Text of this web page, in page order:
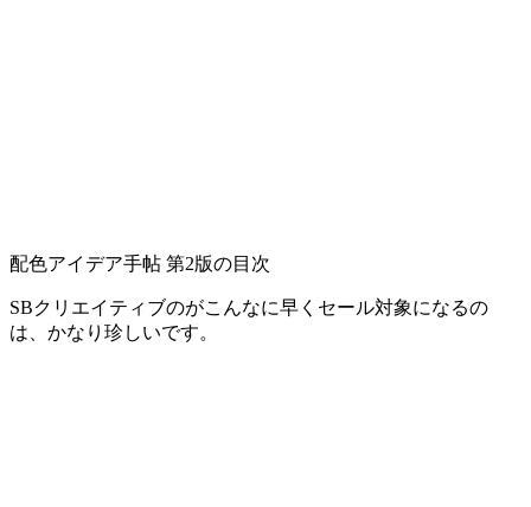
配色アイデア手帖 第2版の目次
SBクリエイティブのがこんなに早くセール対象になるの
は、かなり珍しいです。